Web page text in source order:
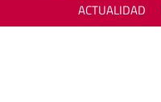
ACTUALIDAD